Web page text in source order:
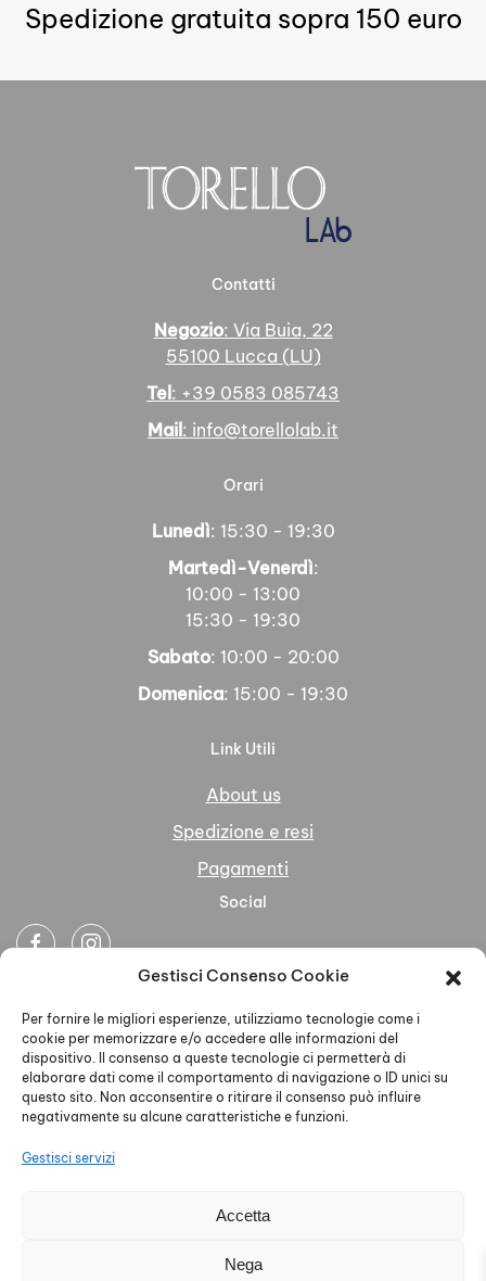
Gestisci Consenso Cookie
Per fornire le migliori esperienze, utilizziamo tecnologie come i
cookie per memorizzare e/o accedere alle informazioni del
dispositivo. Il consenso a queste tecnologie ci permetterà di
elaborare dati come il comportamento di navigazione o ID unici su
questo sito. Non acconsentire o ritirare il consenso può influire
negativamente su alcune caratteristiche e funzioni.
Gestisci servizi
Accetta
Nega
Spedizione gratuita sopra 150 euro
Contatti
Negozio: Via Buia, 22
55100 Lucca (LU)
Tel : +39 0583 085743
Mail : info@torellolab.it
Orari
Lunedì: 15:30 - 19:30
Martedì-Venerdì:
10:00 - 13:00
15:30 - 19:30
Sabato: 10:00 - 20:00
Domenica: 15:00 - 19:30
Link Utili
About us
Spedizione e resi
Pagamenti
Social
aelleabbigliamento@pec.it - Privacy Policy - Cookie Policy